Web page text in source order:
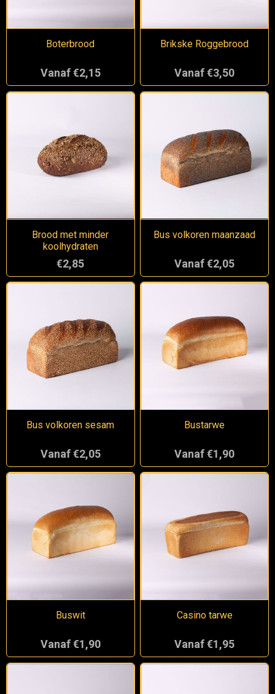
Boterbrood
Vanaf €2,15
Brikske Roggebrood
Vanaf €3,50
Brood met minder
koolhydraten
€2,85
Bus volkoren maanzaad
Vanaf €2,05
Bus volkoren sesam
Vanaf €2,05
Bustarwe
Vanaf €1,90
Buswit
Vanaf €1,90
Casino tarwe
Vanaf €1,95